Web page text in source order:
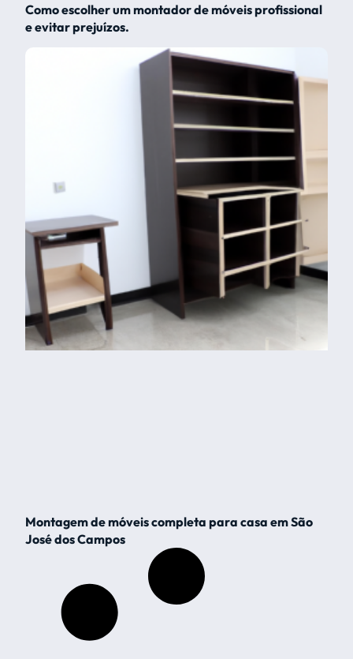
Como escolher um montador de móveis profissional
e evitar prejuízos.
Montagem de móveis completa para casa em São
José dos Campos